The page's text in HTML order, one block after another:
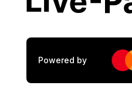
Powered by